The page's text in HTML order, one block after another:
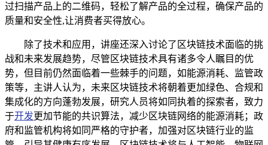
过扫描产品上的二维码，轻松了解产品的全过程，确保产品的
质量和安全性,让消费者买得放心。
除了技术和应用，讲座还深入讨论了区块链技术面临的挑
战和未来发展趋势，尽管区块链技术具有诸多令人瞩目的优
势，但目前仍然面临着一些棘手的问题，如能源消耗、监管政
策等，主讲人认为，未来区块链技术将朝着更加绿色、合规和
集成化的方向蓬勃发展，研究人员将如同执着的探索者，致力
于开发更加节能的共识算法，减少区块链网络的能源消耗；政
府和监管机构将如同严格的守护者，加强对区块链行业的监